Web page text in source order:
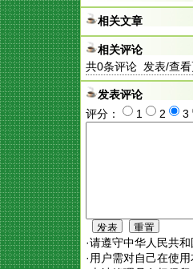
相关文章
相关评论
共0条评论 发表/查
发表评论
评分：
1 2 3
·请遵守中华人民共
·用户需对自己在使